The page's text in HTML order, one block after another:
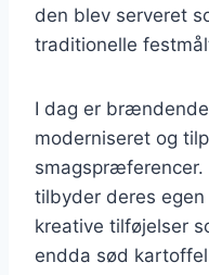
den blev serveret
traditionelle
I dag er
moderniseret og
tilbyder deres
kreative tilføjelser
endda sød